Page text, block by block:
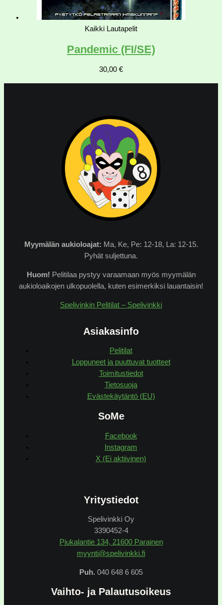
Kaikki Lautapelit
Pandemic (FI/SE)
30,00 €
Myymälän aukioloajat: Ma, Ke, Pe: 12-18, La: 12-15.
Pyhät suljettuna.
Huom! Pelitilaa pystyy varaamaan myös myymälän
aukioloaikojen ulkopuolella, kuten esimerkiksi lauantaisin!
Spelivinkin Pelitilat – Spelivinkki
Asiakasinfo
Pelitilat
Loppuneet ja puuttuvat tuotteet
Toimitustiedot
Tietosuoja
Evästekäytäntö (EU)
SoMe
Facebook
Instagram
X (Ei aktiivinen)
Yritystiedot
Spelivinkki Oy
3390452-4
Pjukalantie 134, 21600 Parainen
myynti@spelivinkki.fi
Puh. 040 648 6 605
Vaihto- ja Palautusoikeus